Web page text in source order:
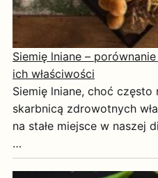
Siemię lniane –
ich właściwości
Siemię lniane, choć często
skarbnicą zdrowotnych
na stałe miejsce w naszej
…